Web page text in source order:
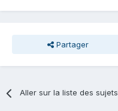
Partager
Aller sur la liste des sujets